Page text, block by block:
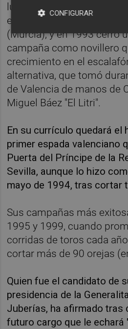
luces fue con 24 años, en
en una novillada sin
(Murcia), y en 1993 cerró
campaña como novillero
crecimiento en el
alternativa, que tomó
de Valencia de manos de
Miguel Báez "El Litri".
En su currículo quedará el
primer espada valenciano
Puerta del Príncipe de la
Sevilla, aunque lo hizo
mayo de 1994, tras cortar
Sus campañas más
1995 y 1999, cuando
corridas de toros cada
cortar más de 90 orejas
Quien fue el candidato de
presidencia de la
Juberías, ha afirmado tras
futuro cargo que le echará
CONFIGURAR